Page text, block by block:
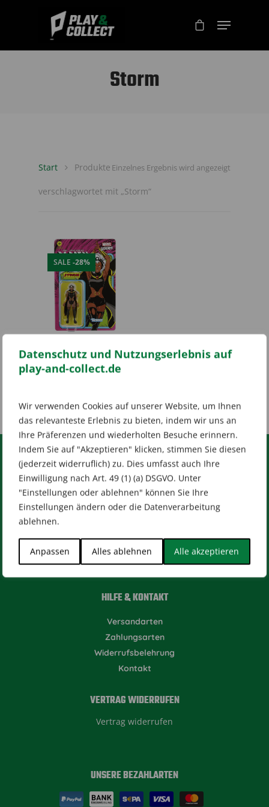
Datenschutz und Nutzungserlebnis auf
play-and-collect.de
Wir verwenden Cookies auf unserer Website, um Ihnen
das relevanteste Erlebnis zu bieten, indem wir uns an
Ihre Präferenzen und wiederholten Besuche erinnern.
Indem Sie auf "Akzeptieren" klicken, stimmen Sie diesen
(jederzeit widerruflich) zu. Dies umfasst auch Ihre
Einwilligung nach Art. 49 (1) (a) DSGVO. Unter
"Einstellungen oder ablehnen" können Sie Ihre
Einstellungen ändern oder die Datenverarbeitung
ablehnen.
Anpassen Alles ablehnen Alle akzeptieren
Storm
Einzelnes Ergebnis wird angezeigt
Start Produkte
verschlagwortet mit „Storm“
SALE -28%
Marvel Legends Retro
375 Collection – Storm
24,99€ Ursprünglicher
24,99 €
17,99€Aktueller
17,99 €.
zzgl. Versandkosten
RECHTLICHES
Impressum AGB
Datenschutz
[wt_cli_manage_consent]
HILFE & KONTAKT
Versandarten
Zahlungsarten
Widerrufsbelehrung
Kontakt
VERTRAG WIDERRUFEN
Vertrag widerrufen
UNSERE BEZAHLARTEN